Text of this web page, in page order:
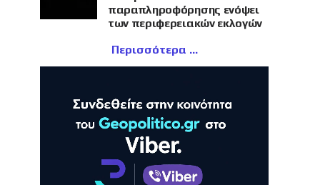
παραπληροφόρησης ενόψει
των περιφερειακών εκλογών
Περισσότερα